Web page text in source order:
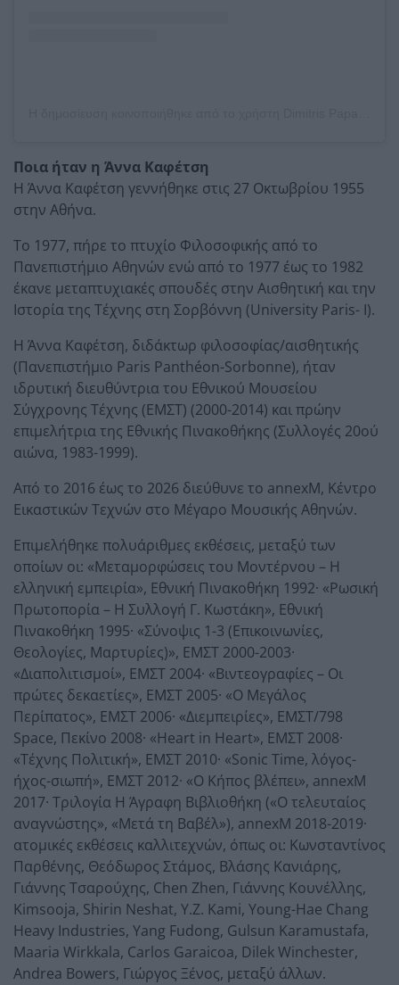
Ποια ήταν η Άννα Καφέτση
Η Άννα Καφέτση γεννήθηκε στις 27 Οκτωβρίου 1955
στην Αθήνα.
Το 1977, πήρε το πτυχίο Φιλοσοφικής από το
Πανεπιστήμιο Αθηνών ενώ από το 1977 έως το 1982
έκανε μεταπτυχιακές σπουδές στην Αισθητική και την
Ιστορία της Τέχνης στη Σορβόννη (University Paris- I).
Η Άννα Καφέτση, διδάκτωρ φιλοσοφίας/αισθητικής
(Πανεπιστήμιο Paris Panthéon-Sorbonne), ήταν
ιδρυτική διευθύντρια του Εθνικού Μουσείου
Σύγχρονης Τέχνης (ΕΜΣΤ) (2000-2014) και πρώην
επιμελήτρια της Εθνικής Πινακοθήκης (Συλλογές 20ού
αιώνα, 1983-1999).
Από το 2016 έως το 2026 διεύθυνε το annexM, Κέντρο
Εικαστικών Τεχνών στο Μέγαρο Μουσικής Αθηνών.
Επιμελήθηκε πολυάριθμες εκθέσεις, μεταξύ των
οποίων οι: «Μεταμορφώσεις του Μοντέρνου – Η
ελληνική εμπειρία», Εθνική Πινακοθήκη 1992· «Ρωσική
Πρωτοπορία – Η Συλλογή Γ. Κωστάκη», Εθνική
Πινακοθήκη 1995· «Σύνοψις 1-3 (Επικοινωνίες,
Θεολογίες, Μαρτυρίες)», ΕΜΣΤ 2000-2003·
«Διαπολιτισμοί», ΕΜΣΤ 2004· «Βιντεογραφίες – Οι
πρώτες δεκαετίες», ΕΜΣΤ 2005· «Ο Μεγάλος
Περίπατος», ΕΜΣΤ 2006· «Διεμπειρίες», ΕΜΣΤ/798
Space, Πεκίνο 2008· «Ηeart in Ηeart», ΕΜΣΤ 2008·
«Τέχνης Πολιτική», ΕΜΣΤ 2010· «Sonic Time, λόγος-
ήχος-σιωπή», ΕΜΣΤ 2012· «Ο Κήπος βλέπει», annexM
2017· Τριλογία Η Άγραφη Βιβλιοθήκη («Ο τελευταίος
αναγνώστης», «Μετά τη Βαβέλ»), annexM 2018-2019·
ατομικές εκθέσεις καλλιτεχνών, όπως οι: Kωνσταντίνος
Παρθένης, Θεόδωρος Στάμος, Βλάσης Κανιάρης,
Γιάννης Τσαρούχης, Chen Zhen, Γιάννης Κουνέλλης,
Kimsooja, Shirin Neshat, Y.Z. Kami, Young-Hae Chang
Heavy Industries, Yang Fudong, Gulsun Karamustafa,
Maaria Wirkkala, Carlos Garaicoa, Dilek Winchester,
Andrea Bowers, Γιώργος Ξένος, μεταξύ άλλων.